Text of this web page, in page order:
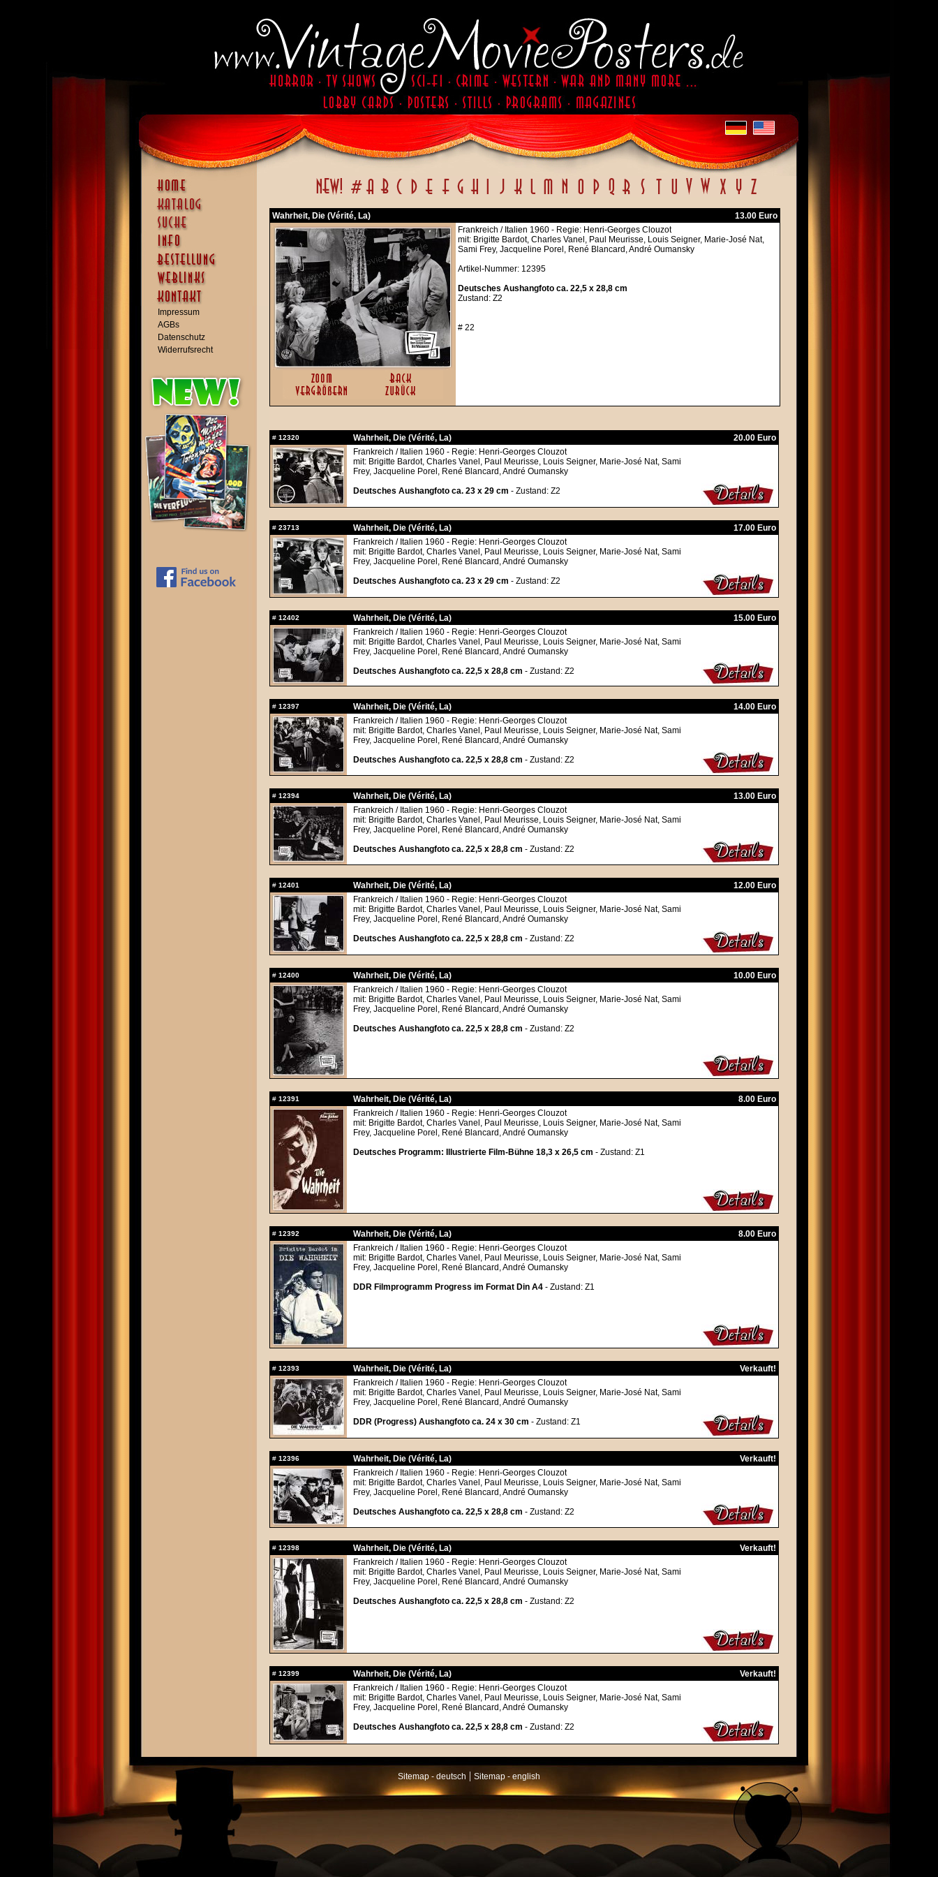
Impressum
AGBs
Datenschutz
Widerrufsrecht
Wahrheit, Die (Vérité, La)
13.00 Euro
Frankreich / Italien 1960 - Regie: Henri-Georges Clouzot
mit: Brigitte Bardot, Charles Vanel, Paul Meurisse, Louis Seigner, Marie-José Nat,
Sami Frey, Jacqueline Porel, René Blancard, André Oumansky
Artikel-Nummer: 12395
Deutsches Aushangfoto ca. 22,5 x 28,8 cm
Zustand: Z2
# 22
# 12320 Wahrheit, Die (Vérité, La)
20.00 Euro
Frankreich / Italien 1960 - Regie: Henri-Georges Clouzot
mit: Brigitte Bardot, Charles Vanel, Paul Meurisse, Louis Seigner, Marie-José Nat, Sami
Frey, Jacqueline Porel, René Blancard, André Oumansky
Deutsches Aushangfoto ca. 23 x 29 cm - Zustand: Z2
# 23713 Wahrheit, Die (Vérité, La)
17.00 Euro
Frankreich / Italien 1960 - Regie: Henri-Georges Clouzot
mit: Brigitte Bardot, Charles Vanel, Paul Meurisse, Louis Seigner, Marie-José Nat, Sami
Frey, Jacqueline Porel, René Blancard, André Oumansky
Deutsches Aushangfoto ca. 23 x 29 cm - Zustand: Z2
# 12402 Wahrheit, Die (Vérité, La)
15.00 Euro
Frankreich / Italien 1960 - Regie: Henri-Georges Clouzot
mit: Brigitte Bardot, Charles Vanel, Paul Meurisse, Louis Seigner, Marie-José Nat, Sami
Frey, Jacqueline Porel, René Blancard, André Oumansky
Deutsches Aushangfoto ca. 22,5 x 28,8 cm - Zustand: Z2
# 12397 Wahrheit, Die (Vérité, La)
14.00 Euro
Frankreich / Italien 1960 - Regie: Henri-Georges Clouzot
mit: Brigitte Bardot, Charles Vanel, Paul Meurisse, Louis Seigner, Marie-José Nat, Sami
Frey, Jacqueline Porel, René Blancard, André Oumansky
Deutsches Aushangfoto ca. 22,5 x 28,8 cm - Zustand: Z2
# 12394 Wahrheit, Die (Vérité, La)
13.00 Euro
Frankreich / Italien 1960 - Regie: Henri-Georges Clouzot
mit: Brigitte Bardot, Charles Vanel, Paul Meurisse, Louis Seigner, Marie-José Nat, Sami
Frey, Jacqueline Porel, René Blancard, André Oumansky
Deutsches Aushangfoto ca. 22,5 x 28,8 cm - Zustand: Z2
# 12401 Wahrheit, Die (Vérité, La)
12.00 Euro
Frankreich / Italien 1960 - Regie: Henri-Georges Clouzot
mit: Brigitte Bardot, Charles Vanel, Paul Meurisse, Louis Seigner, Marie-José Nat, Sami
Frey, Jacqueline Porel, René Blancard, André Oumansky
Deutsches Aushangfoto ca. 22,5 x 28,8 cm - Zustand: Z2
# 12400 Wahrheit, Die (Vérité, La)
10.00 Euro
Frankreich / Italien 1960 - Regie: Henri-Georges Clouzot
mit: Brigitte Bardot, Charles Vanel, Paul Meurisse, Louis Seigner, Marie-José Nat, Sami
Frey, Jacqueline Porel, René Blancard, André Oumansky
Deutsches Aushangfoto ca. 22,5 x 28,8 cm - Zustand: Z2
# 12391 Wahrheit, Die (Vérité, La)
8.00 Euro
Frankreich / Italien 1960 - Regie: Henri-Georges Clouzot
mit: Brigitte Bardot, Charles Vanel, Paul Meurisse, Louis Seigner, Marie-José Nat, Sami
Frey, Jacqueline Porel, René Blancard, André Oumansky
Deutsches Programm: Illustrierte Film-Bühne 18,3 x 26,5 cm - Zustand: Z1
# 12392 Wahrheit, Die (Vérité, La)
8.00 Euro
Frankreich / Italien 1960 - Regie: Henri-Georges Clouzot
mit: Brigitte Bardot, Charles Vanel, Paul Meurisse, Louis Seigner, Marie-José Nat, Sami
Frey, Jacqueline Porel, René Blancard, André Oumansky
DDR Filmprogramm Progress im Format Din A4 - Zustand: Z1
# 12393 Wahrheit, Die (Vérité, La)
Verkauft!
Frankreich / Italien 1960 - Regie: Henri-Georges Clouzot
mit: Brigitte Bardot, Charles Vanel, Paul Meurisse, Louis Seigner, Marie-José Nat, Sami
Frey, Jacqueline Porel, René Blancard, André Oumansky
DDR (Progress) Aushangfoto ca. 24 x 30 cm - Zustand: Z1
# 12396 Wahrheit, Die (Vérité, La)
Verkauft!
Frankreich / Italien 1960 - Regie: Henri-Georges Clouzot
mit: Brigitte Bardot, Charles Vanel, Paul Meurisse, Louis Seigner, Marie-José Nat, Sami
Frey, Jacqueline Porel, René Blancard, André Oumansky
Deutsches Aushangfoto ca. 22,5 x 28,8 cm - Zustand: Z2
# 12398 Wahrheit, Die (Vérité, La)
Verkauft!
Frankreich / Italien 1960 - Regie: Henri-Georges Clouzot
mit: Brigitte Bardot, Charles Vanel, Paul Meurisse, Louis Seigner, Marie-José Nat, Sami
Frey, Jacqueline Porel, René Blancard, André Oumansky
Deutsches Aushangfoto ca. 22,5 x 28,8 cm - Zustand: Z2
# 12399 Wahrheit, Die (Vérité, La)
Verkauft!
Frankreich / Italien 1960 - Regie: Henri-Georges Clouzot
mit: Brigitte Bardot, Charles Vanel, Paul Meurisse, Louis Seigner, Marie-José Nat, Sami
Frey, Jacqueline Porel, René Blancard, André Oumansky
Deutsches Aushangfoto ca. 22,5 x 28,8 cm - Zustand: Z2
Sitemap - deutsch | Sitemap - english